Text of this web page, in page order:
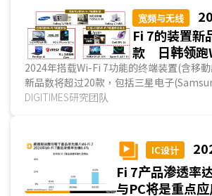
宽频与无线
Fi 7的装置新
款 日韩领跑
5G协同组网
2024年搭载Wi-Fi 7功能的终端装置(含移
新品数将超过20款，包括三星电子
华硕、微星等业者皆可望推出3款以上支持
DIGITIMES研究团队
IC设计
Fi 7产品渗透
与PC将是重点应